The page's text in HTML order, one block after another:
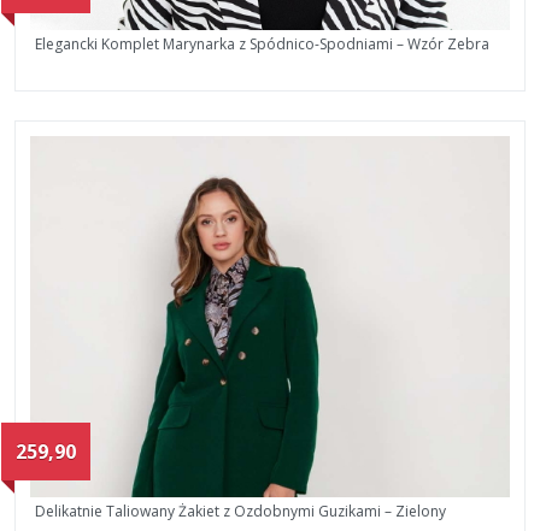
Elegancki Komplet Marynarka z Spódnico-Spodniami – Wzór Zebra
259,90
Delikatnie Taliowany Żakiet z Ozdobnymi Guzikami – Zielony